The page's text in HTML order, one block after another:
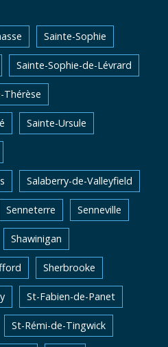
Sainte-Sophie
Sainte-Sophie-de-Lévrard
Thérèse
Sainte-Ursule
Salaberry-de-Valleyfield
Senneterre Senneville
Shawinigan
Sherbrooke
St-Fabien-de-Panet
St-Rémi-de-Tingwick